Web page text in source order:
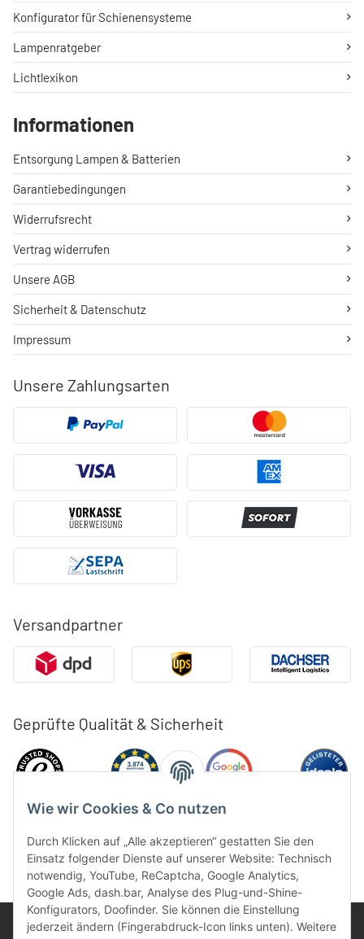
Wie wir Cookies & Co nutzen
Durch Klicken auf „Alle akzeptieren“ gestatten Sie den
Einsatz folgender Dienste auf unserer Website: Technisch
notwendig, YouTube, ReCaptcha, Google Analytics,
Google Ads, dash.bar, Analyse des Plug-und-Shine-
Konfigurators, Doofinder. Sie können die Einstellung
jederzeit ändern (Fingerabdruck-Icon links unten). Weitere
Unsere Zahlungsarten
Versandpartner
Geprüfte Qualität & Sicherheit
Konfigurator für Schienensysteme
Lampenratgeber
Lichtlexikon
Informationen
Entsorgung Lampen & Batterien
Garantiebedingungen
Widerrufsrecht
Vertrag widerrufen
Unsere AGB
Sicherheit & Datenschutz
Impressum